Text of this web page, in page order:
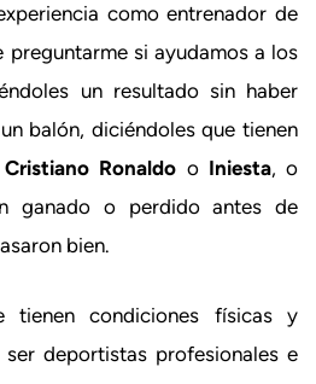
como entrenador de
preguntarme si ayudamos a los
un resultado sin haber
balón, diciéndoles que tienen
Cristiano Ronaldo o Iniesta, o
ganado o perdido antes de
bien.
tienen condiciones físicas y
deportistas profesionales e